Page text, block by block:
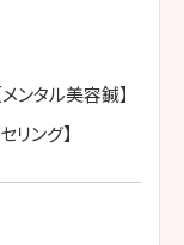
ンタル美容鍼】
リング】